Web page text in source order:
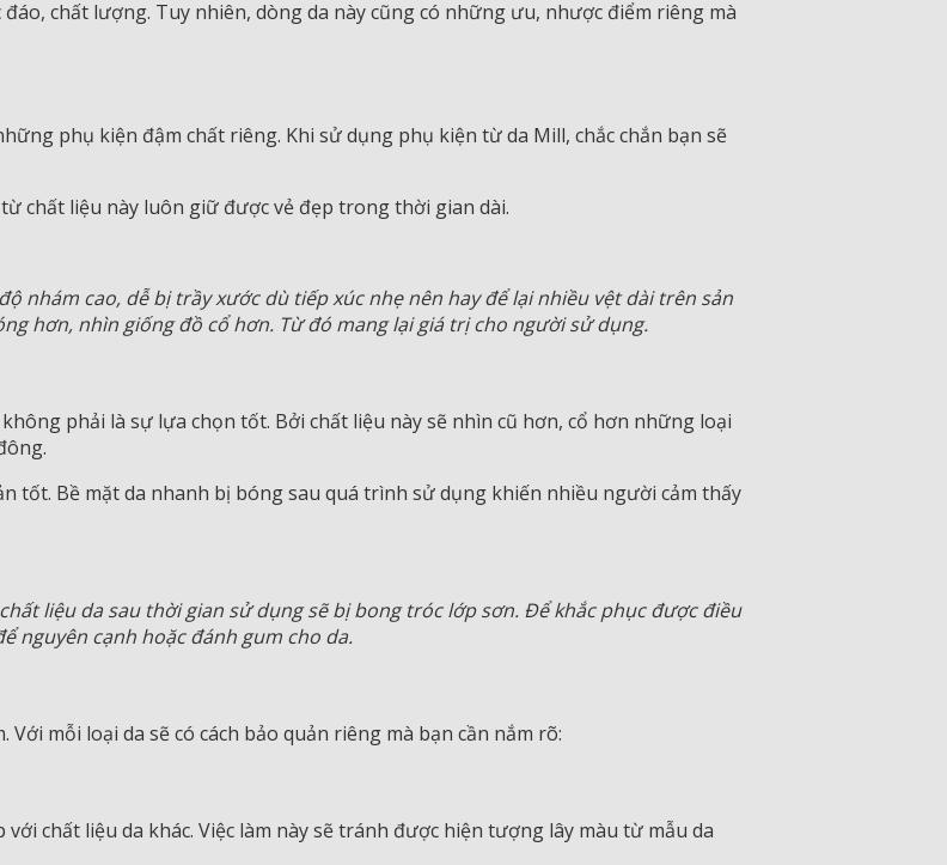
chất lượng. Tuy nhiên, dòng da này cũng có những ưu, nhược điểm riêng mà
phụ kiện đậm chất riêng. Khi sử dụng phụ kiện từ da Mill, chắc chắn bạn sẽ
chất liệu này luôn giữ được vẻ đẹp trong thời gian dài.
nhám cao, dễ bị trầy xước dù tiếp xúc nhẹ nên hay để lại nhiều vệt dài trên sản
hơn, nhìn giống đồ cổ hơn. Từ đó mang lại giá trị cho người sử dụng.
phải là sự lựa chọn tốt. Bởi chất liệu này sẽ nhìn cũ hơn, cổ hơn những loại
tốt. Bề mặt da nhanh bị bóng sau quá trình sử dụng khiến nhiều người cảm thấy
liệu da sau thời gian sử dụng sẽ bị bong tróc lớp sơn. Để khắc phục được điều
nguyên cạnh hoặc đánh gum cho da.
mỗi loại da sẽ có cách bảo quản riêng mà bạn cần nắm rõ:
chất liệu da khác. Việc làm này sẽ tránh được hiện tượng lây màu từ mẫu da